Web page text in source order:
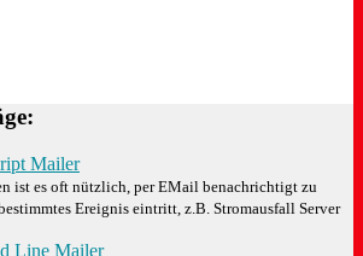
Mailer
ist es oft nützlich, per EMail benachrichtigt zu
Ereignis eintritt, z.B. Stromausfall Server
Line Mailer